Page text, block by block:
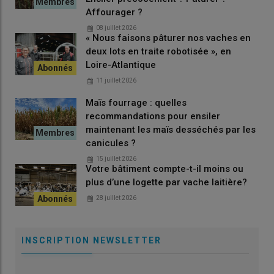
Henri-Jean DOLAINE © EARL Dolaine
Henri-Jean Dolaine, 62 vaches à 4 500 l
biologique.
Affourager ?
08 juillet 2026
« Nous faisons pâturer nos vaches en
deux lots en traite robotisée », en
Loire-Atlantique
11 juillet 2026
Maïs fourrage : quelles
recommandations pour ensiler
maintenant les maïs desséchés par les
canicules ?
15 juillet 2026
Votre bâtiment compte-t-il moins ou
plus d’une logette par vache laitière?
28 juillet 2026
INSCRIPTION NEWSLETTER